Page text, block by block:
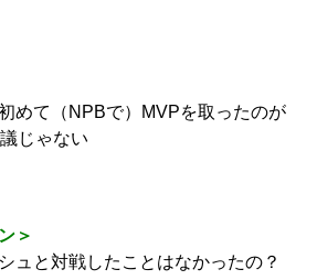
て（NPBで）MVPを取ったのが
じゃない
＞
ュと対戦したことはなかったの？